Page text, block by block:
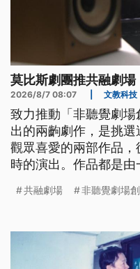
莫比斯劇團推共融劇
2026/8/7 08:07 文教科技
致力推動「非聽覺劇
出的兩齣劇作，是挑
觀眾喜愛的兩部作品
時的演出。作品都是
的沉澱，作品也更聚
共融劇場 非聽覺劇場